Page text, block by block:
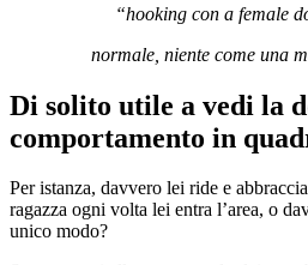
“hooking con a female
normale, niente come una
Di solito utile a vedi la
comportamento in
Per istanza, davvero lei ride e
ragazza ogni volta lei entra l’area, o
unico modo?